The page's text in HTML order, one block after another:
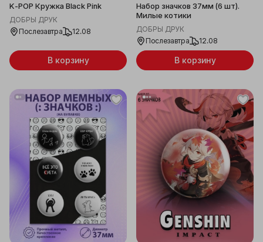
K-POP Кружка Black Pink
ДОБРЫ ДРУК
Послезавтра
12.08
В корзину
Набор значков 37мм (6 шт).
Милые котики
ДОБРЫ ДРУК
Послезавтра
12.08
В корзину